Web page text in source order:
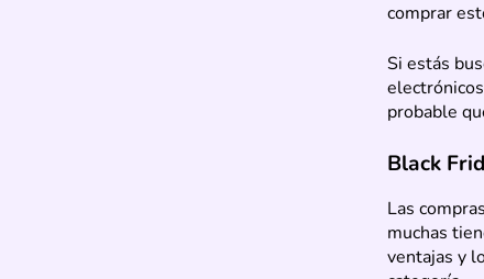
comprar
Si estás
probable
Black
Las
muchas
ventajas y